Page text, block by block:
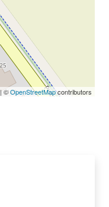
| ©OpenStreetMapcontributors